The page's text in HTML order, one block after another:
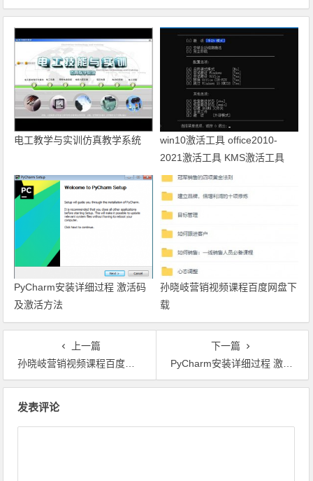
电工教学与实训仿真教学系统
win10激活工具 office2010-
2021激活工具 KMS激活工具
PyCharm安装详细过程 激活码
及激活方法
孙晓岐营销视频课程百度网盘下
载
上一篇
孙晓岐营销视频课程百度网盘下载
下一篇
PyCharm安装详细过程 激活码及激活方法
发表评论